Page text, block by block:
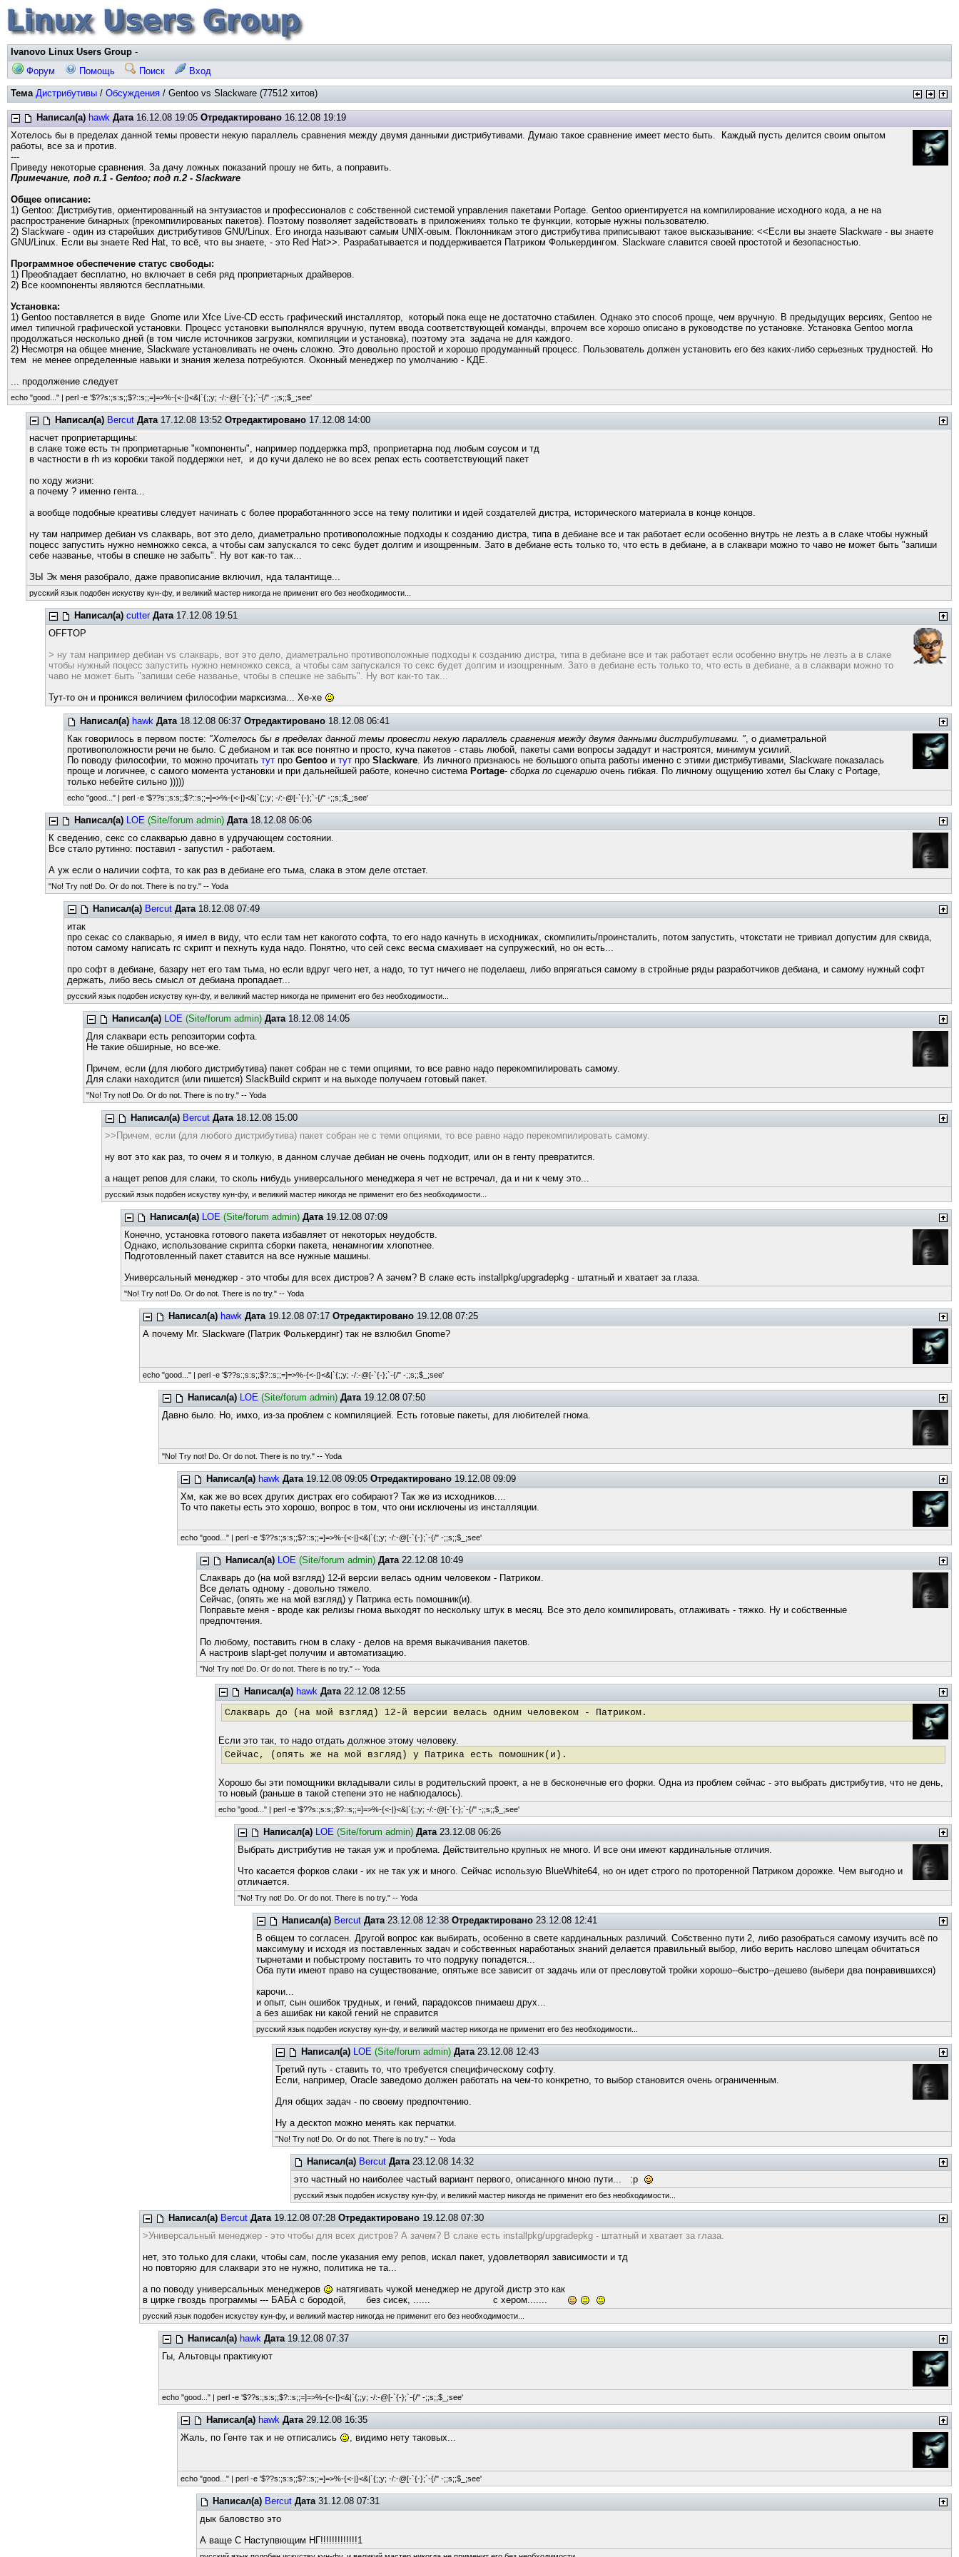
Ivanovo Linux Users Group -
Форум
Помощь Поиск Вход
Тема Дистрибутивы / Обсуждения / Gentoo vs Slackware (77512 хитов)
Написал(а) hawk Дата16.12.08 19:05 Отредактировано 16.12.08 19:19
Хотелось бы в пределах данной темы провести некую параллель сравнения между двумя данными дистрибутивами. Думаю такое сравнение имеет место быть. Каждый пусть делится своим опытом
работы, все за и против.
---
Приведу некоторые сравнения. За дачу ложных показаний прошу не бить, а поправить.
Примечание, под п.1 - Gentoo; под п.2 - Slackware
Общее описание:
1) Gentoo: Дистрибутив, ориентированный на энтузиастов и профессионалов с собственной системой управления пакетами Portage. Gentoo ориентируется на компилирование исходного кода, а не на
распространение бинарных (прекомпилированых пакетов). Поэтому позволяет задействовать в приложениях только те функции, которые нужны пользователю.
2) Slackware - один из старейших дистрибутивов GNU/Linux. Его иногда называют самым UNIX-овым. Поклонникам этого дистрибутива приписывают такое высказывание: <<Если вы знаете Slackware - вы знаете
GNU/Linux. Если вы знаете Red Hat, то всё, что вы знаете, - это Red Hat>>. Разрабатывается и поддерживается Патриком Фолькердингом. Slackware славится своей простотой и безопасностью.
Программное обеспечение статус свободы:
1) Преобладает бесплатно, но включает в себя ряд проприетарных драйверов.
2) Все коомпоненты являются бесплатными.
Установка:
1) Gentoo поставляется в виде Gnome или Xfce Live-CD ессть графический инсталлятор, который пока еще не достаточно стабилен. Однако это способ проще, чем вручную. В предыдущих версиях, Gentoo не
имел типичной графической установки. Процесс установки выполнялся вручную, путем ввода соответствующей команды, впрочем все хорошо описано в руководстве по установке. Установка Gentoo могла
продолжаться несколько дней (в том числе источников загрузки, компиляции и установка), поэтому эта задача не для каждого.
2) Несмотря на общее мнение, Slackware установливать не очень сложно. Это довольно простой и хорошо продуманный процесс. Пользователь должен установить его без каких-либо серьезных трудностей. Но
тем не менее определенные навыки и знания железа потребуются. Оконный менеджер по умолчанию - КДЕ.
... продолжение следует
echo "good..." | perl -e '$??s:;s:s;;$?::s;;=]=>%-{<-|}<&|`{;;y; -/:-@[-`{-};`-{/" -;;s;;$_;see'
Написал(а) Bercut Дата17.12.08 13:52Отредактировано 17.12.08 14:00
насчет проприетарщины:
в слаке тоже есть тн проприетарные "компоненты", например поддержка mp3, проприетарна под любым соусом и тд
в частности в rh из коробки такой поддержки нет, и до кучи далеко не во всех репах есть соответствующий пакет
по ходу жизни:
а почему ? именно гента...
а вообще подобные креативы следует начинать с более проработаннного эссе на тему политики и идей создателей дистра, исторического материала в конце концов.
ну там например дебиан vs слакварь, вот это дело, диаметрально противоположные подходы к созданию дистра, типа в дебиане все и так работает если особенно внутрь не лезть а в слаке чтобы нужный
поцесс запустить нужно немножко секса, а чтобы сам запускался то секс будет долгим и изощренным. Зато в дебиане есть только то, что есть в дебиане, а в слаквари можно то чаво не может быть "запиши
себе названье, чтобы в спешке не забыть". Ну вот как-то так...
ЗЫ Эк меня разобрало, даже правописание включил, нда талантище...
русский язык подобен искуству кун-фу, и великий мастер никогда не применит его без необходимости...
Написал(а) cutter Дата17.12.08 19:51
OFFTOP
> ну там например дебиан vs слакварь, вот это дело, диаметрально противоположные подходы к созданию дистра, типа в дебиане все и так работает если особенно внутрь не лезть а в слаке
чтобы нужный поцесс запустить нужно немножко секса, а чтобы сам запускался то секс будет долгим и изощренным. Зато в дебиане есть только то, что есть в дебиане, а в слаквари можно то
чаво не может быть "запиши себе названье, чтобы в спешке не забыть". Ну вот как-то так...
Тут-то он и проникся величием философии марксизма... Хе-хе
Написал(а) hawk Дата18.12.08 06:37Отредактировано 18.12.08 06:41
Как говорилось в первом посте: "Хотелось бы в пределах данной темы провести некую параллель сравнения между двумя данными дистрибутивами. ", о диаметральной
противоположности речи не было. С дебианом и так все понятно и просто, куча пакетов - ставь любой, пакеты сами вопросы зададут и настроятся, минимум усилий.
По поводу философии, то можно прочитатьтут проGentoo итут проSlackware. Из личного признаюсь не большого опыта работы именно с этими дистрибутивами, Slackware показалась
проще и логичнее, с самого момента установки и при дальнейшей работе, конечно система Portage-сборка по сценарию очень гибкая. По личному ощущению хотел бы Слаку с Portage,
только небейте сильно )))))
echo "good..." | perl -e '$??s:;s:s;;$?::s;;=]=>%-{<-|}<&|`{;;y; -/:-@[-`{-};`-{/" -;;s;;$_;see'
Написал(а) LOE (Site/forum admin) Дата18.12.08 06:06
К сведению, секс со слакварью давно в удручающем состоянии.
Все стало рутинно: поставил - запустил - работаем.
А уж если о наличии софта, то как раз в дебиане его тьма, слака в этом деле отстает.
"No! Try not! Do. Or do not. There is no try." -- Yoda
Написал(а) Bercut Дата18.12.08 07:49
итак
про секас со слакварью, я имел в виду, что если там нет какогото софта, то его надо качнуть в исходниках, скомпилить/проинсталить, потом запустить, чтокстати не тривиал допустим для сквида,
потом самому написать rc скрипт и пехнуть куда надо. Понятно, что сей секс весма смахивает на супружеский, но он есть...
про софт в дебиане, базару нет его там тьма, но если вдруг чего нет, а надо, то тут ничего не поделаеш, либо впрягаться самому в стройные ряды разработчиков дебиана, и самому нужный софт
держать, либо весь смысл от дебиана пропадает...
русский язык подобен искуству кун-фу, и великий мастер никогда не применит его без необходимости...
Написал(а) LOE (Site/forum admin) Дата18.12.08 14:05
Для слаквари есть репозитории софта.
Не такие обширные, но все-же.
Причем, если (для любого дистрибутива) пакет собран не с теми опциями, то все равно надо перекомпилировать самому.
Для слаки находится (или пишется) SlackBuild скрипт и на выходе получаем готовый пакет.
"No! Try not! Do. Or do not. There is no try." -- Yoda
Написал(а) Bercut Дата18.12.08 15:00
>>Причем, если (для любого дистрибутива) пакет собран не с теми опциями, то все равно надо перекомпилировать самому.
ну вот это как раз, то очем я и толкую, в данном случае дебиан не очень подходит, или он в генту превратится.
а нащет репов для слаки, то сколь нибудь универсального менеджера я чет не встречал, да и ни к чему это...
русский язык подобен искуству кун-фу, и великий мастер никогда не применит его без необходимости...
Написал(а) LOE (Site/forum admin) Дата19.12.08 07:09
Конечно, установка готового пакета избавляет от некоторых неудобств.
Однако, использование скрипта сборки пакета, ненамногим хлопотнее.
Подготовленный пакет ставится на все нужные машины.
Универсальный менеджер - это чтобы для всех дистров? А зачем? В слаке есть installpkg/upgradepkg - штатный и хватает за глаза.
"No! Try not! Do. Or do not. There is no try." -- Yoda
Написал(а) hawk Дата19.12.08 07:17Отредактировано 19.12.08 07:25
А почему Mr. Slackware (Патрик Фолькердинг) так не взлюбил Gnome?
echo "good..." | perl -e '$??s:;s:s;;$?::s;;=]=>%-{<-|}<&|`{;;y; -/:-@[-`{-};`-{/" -;;s;;$_;see'
Написал(а) LOE (Site/forum admin) Дата19.12.08 07:50
Давно было. Но, имхо, из-за проблем с компиляцией. Есть готовые пакеты, для любителей гнома.
"No! Try not! Do. Or do not. There is no try." -- Yoda
Написал(а) hawk Дата19.12.08 09:05Отредактировано 19.12.08 09:09
Хм, как же во всех других дистрах его собирают? Так же из исходников....
То что пакеты есть это хорошо, вопрос в том, что они исключены из инсталляции.
echo "good..." | perl -e '$??s:;s:s;;$?::s;;=]=>%-{<-|}<&|`{;;y; -/:-@[-`{-};`-{/" -;;s;;$_;see'
Написал(а) LOE (Site/forum admin) Дата22.12.08 10:49
Слакварь до (на мой взгляд) 12-й версии велась одним человеком - Патриком.
Все делать одному - довольно тяжело.
Сейчас, (опять же на мой взгляд) у Патрика есть помошник(и).
Поправьте меня - вроде как релизы гнома выходят по нескольку штук в месяц. Все это дело компилировать, отлаживать - тяжко. Ну и собственные
предпочтения.
По любому, поставить гном в слаку - делов на время выкачивания пакетов.
А настроив slapt-get получим и автоматизацию.
"No! Try not! Do. Or do not. There is no try." -- Yoda
Написал(а) hawk Дата22.12.08 12:55
Слакварь до (на мой взгляд) 12-й версии велась одним человеком - Патриком.
Если это так, то надо отдать должное этому человеку.
Сейчас, (опять же на мой взгляд) у Патрика есть помошник(и).
Хорошо бы эти помощники вкладывали силы в родительский проект, а не в бесконечные его форки. Одна из проблем сейчас - это выбрать дистрибутив, что не день,
то новый (раньше в такой степени это не наблюдалось).
echo "good..." | perl -e '$??s:;s:s;;$?::s;;=]=>%-{<-|}<&|`{;;y; -/:-@[-`{-};`-{/" -;;s;;$_;see'
Написал(а) LOE (Site/forum admin) Дата23.12.08 06:26
Выбрать дистрибутив не такая уж и проблема. Действительно крупных не много. И все они имеют кардинальные отличия.
Что касается форков слаки - их не так уж и много. Сейчас использую BlueWhite64, но он идет строго по проторенной Патриком дорожке. Чем выгодно и
отличается.
"No! Try not! Do. Or do not. There is no try." -- Yoda
Написал(а) Bercut Дата23.12.08 12:38Отредактировано 23.12.08 12:41
В общем то согласен. Другой вопрос как выбирать, особенно в свете кардинальных различий. Собственно пути 2, либо разобраться самому изучить всё по
максимуму и исходя из поставленных задач и собственных наработаных знаний делается правильный выбор, либо верить наслово шпецам обчитаться
тырнетами и побыстрому поставить то что подруку попадется...
Оба пути имеют право на существование, опятьже все зависит от задачь или от пресловутой тройки хорошо--быстро--дешево (выбери два понравившихся)
карочи...
и опыт, сын ошибок трудных, и гений, парадоксов пнимаеш друх...
а без ашибак ни какой гений не справится
русский язык подобен искуству кун-фу, и великий мастер никогда не применит его без необходимости...
Написал(а) LOE (Site/forum admin) Дата23.12.08 12:43
Третий путь - ставить то, что требуется специфическому софту.
Если, например, Oracle заведомо должен работать на чем-то конкретно, то выбор становится очень ограниченным.
Для общих задач - по своему предпочтению.
Ну а десктоп можно менять как перчатки.
"No! Try not! Do. Or do not. There is no try." -- Yoda
Написал(а) Bercut Дата23.12.08 14:32
это частный но наиболее частый вариант первого, описанного мною пути... :p
русский язык подобен искуству кун-фу, и великий мастер никогда не применит его без необходимости...
Написал(а) Bercut Дата19.12.08 07:28Отредактировано 19.12.08 07:30
>Универсальный менеджер - это чтобы для всех дистров? А зачем? В слаке есть installpkg/upgradepkg - штатный и хватает за глаза.
нет, это только для слаки, чтобы сам, после указания ему репов, искал пакет, удовлетворял зависимости и тд
но повторяю для слаквари это не нужно, политика не та...
а по поводу универсальных менеджеров
натягивать чужой менеджер не другой дистр это как
в цирке гвоздь программы --- БАБА с бородой, без сисек, ...... с хером.......
русский язык подобен искуству кун-фу, и великий мастер никогда не применит его без необходимости...
Написал(а) hawk Дата19.12.08 07:37
Гы, Альтовцы практикуют
echo "good..." | perl -e '$??s:;s:s;;$?::s;;=]=>%-{<-|}<&|`{;;y; -/:-@[-`{-};`-{/" -;;s;;$_;see'
Написал(а) hawk Дата29.12.08 16:35
Жаль, по Генте так и не отписались
, видимо нету таковых...
echo "good..." | perl -e '$??s:;s:s;;$?::s;;=]=>%-{<-|}<&|`{;;y; -/:-@[-`{-};`-{/" -;;s;;$_;see'
Написал(а) Bercut Дата31.12.08 07:31
дык баловство это
А ваще С Наступвющим НГ!!!!!!!!!!!!!1